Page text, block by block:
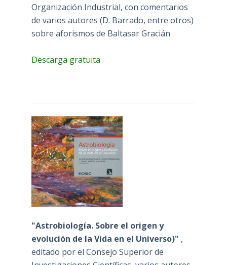
Organización Industrial, con comentarios
de varios autores (D. Barrado, entre otros)
sobre aforismos de Baltasar Gracián
Descarga gratuita
"Astrobiología. Sobre el origen y
evolución de la Vida en el Universo)" ,
editado por el Consejo Superior de